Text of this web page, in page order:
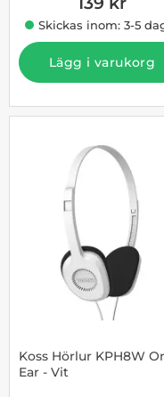
Skickas inom: 3-5
Lägg i varukorg
Koss Hörlur KPH8W
Ear - Vit